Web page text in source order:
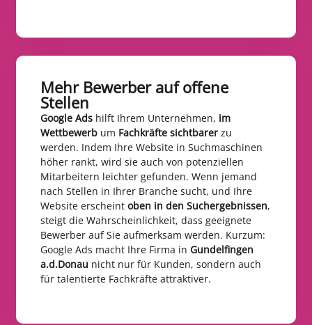
Mehr Bewerber auf offene
Stellen​
Google Ads hilft Ihrem Unternehmen, im
Wettbewerb um Fachkräfte sichtbarer zu
werden. Indem Ihre Website in Suchmaschinen
höher rankt, wird sie auch von potenziellen
Mitarbeitern leichter gefunden. Wenn jemand
nach Stellen in Ihrer Branche sucht, und Ihre
Website erscheint oben in den Suchergebnissen,
steigt die Wahrscheinlichkeit, dass geeignete
Bewerber auf Sie aufmerksam werden. Kurzum:
Google Ads macht Ihre Firma in Gundelfingen
a.d.Donau nicht nur für Kunden, sondern auch
für talentierte Fachkräfte attraktiver.